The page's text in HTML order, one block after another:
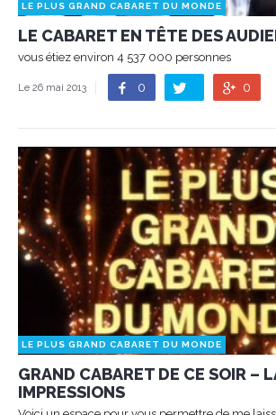
LE PLUS GRAND CABARET DU MONDE
LE CABARET EN TÊTE DES
vous étiez environ 4 537 000 personnes
Le 26 mai 2013 0 0
LE PLUS GRAND CABARET DU MONDE
GRAND CABARET DE CE SOIR –
IMPRESSIONS